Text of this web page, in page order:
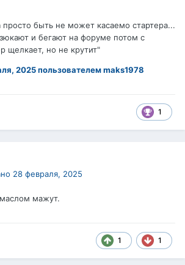
быть не может касаемо стартера...
и бегают на форуме потом с
щелкает, но не крутит"
2025пользователем maks1978
1
28 февраля, 2025
мажут.
1 1